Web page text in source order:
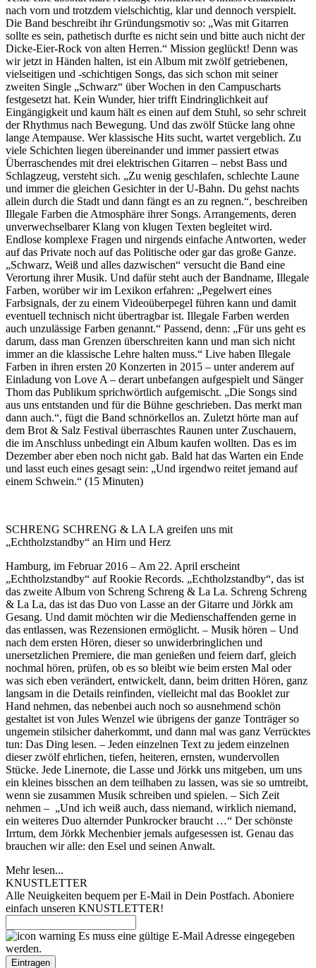
nach vorn und trotzdem vielschichtig, klar und dennoch verspielt.
Die Band beschreibt ihr Gründungsmotiv so: „Was mit Gitarren
sollte es sein, pathetisch durfte es nicht sein und bitte auch nicht der
Dicke-Eier-Rock von alten Herren.“ Mission geglückt! Denn was
wir jetzt in Händen halten, ist ein Album mit zwölf getriebenen,
vielseitigen und -schichtigen Songs, das sich schon mit seiner
zweiten Single „Schwarz“ über Wochen in den Campuscharts
festgesetzt hat. Kein Wunder, hier trifft Eindringlichkeit auf
Eingängigkeit und kaum hält es einen auf dem Stuhl, so sehr schreit
der Rhythmus nach Bewegung. Und das zwölf Stücke lang ohne
lange Atempause. Wer klassische Hits sucht, wartet vergeblich. Zu
viele Schichten liegen übereinander und immer passiert etwas
Überraschendes mit drei elektrischen Gitarren – nebst Bass und
Schlagzeug, versteht sich. „Zu wenig geschlafen, schlechte Laune
und immer die gleichen Gesichter in der U-Bahn. Du gehst nachts
allein durch die Stadt und dann fängt es an zu regnen.“, beschreiben
Illegale Farben die Atmosphäre ihrer Songs. Arrangements, deren
unverwechselbarer Klang von klugen Texten begleitet wird.
Endlose komplexe Fragen und nirgends einfache Antworten, weder
auf das Private noch auf das Politische oder gar das große Ganze.
„Schwarz, Weiß und alles dazwischen“ versucht die Band eine
Verortung ihrer Musik. Und dafür steht auch der Bandname, Illegale
Farben, worüber wir im Lexikon erfahren: „Pegelwert eines
Farbsignals, der zu einem Videoüberpegel führen kann und damit
eventuell technisch nicht übertragbar ist. Illegale Farben werden
auch unzulässige Farben genannt.“ Passend, denn: „Für uns geht es
darum, dass man Grenzen überschreiten kann und man sich nicht
immer an die klassische Lehre halten muss.“ Live haben Illegale
Farben in ihren ersten 20 Konzerten in 2015 – unter anderem auf
Einladung von Love A – derart unbefangen aufgespielt und Sänger
Thom das Publikum sprichwörtlich aufgemischt. „Die Songs sind
aus uns entstanden und für die Bühne geschrieben. Das merkt man
dann auch.“, fügt die Band schnörkellos an. Zuletzt hörte man auf
dem Brot & Salz Festival überraschtes Raunen unter Zuschauern,
die im Anschluss unbedingt ein Album kaufen wollten. Das es im
Dezember aber eben noch nicht gab. Bald hat das Warten ein Ende
und lasst euch eines gesagt sein: „Und irgendwo reitet jemand auf
einem Schwein.“ (15 Minuten)
SCHRENG SCHRENG & LA LA greifen uns mit
„Echtholzstandby“ an Hirn und Herz
Hamburg, im Februar 2016 – Am 22. April erscheint
„Echtholzstandby“ auf Rookie Records. „Echtholzstandby“, das ist
das zweite Album von Schreng Schreng & La La. Schreng Schreng
& La La, das ist das Duo von Lasse an der Gitarre und Jörkk am
Gesang. Und damit möchten wir die Medienschaffenden gerne in
das entlassen, was Rezensionen ermöglicht. – Musik hören – Und
nach dem ersten Hören, dieser so unwiderbringlichen und
unersetzlichen Premiere, die man genießen und feiern darf, gleich
nochmal hören, prüfen, ob es so bleibt wie beim ersten Mal oder
was sich eben verändert, entwickelt, dann, beim dritten Hören, ganz
langsam in die Details reinfinden, vielleicht mal das Booklet zur
Hand nehmen, das nebenbei auch noch so ausnehmend schön
gestaltet ist von Jules Wenzel wie übrigens der ganze Tonträger so
ungemein stilsicher daherkommt, und dann mal was ganz Verrücktes
tun: Das Ding lesen. – Jeden einzelnen Text zu jedem einzelnen
dieser zwölf ehrlichen, tiefen, heiteren, ernsten, wundervollen
Stücke. Jede Linernote, die Lasse und Jörkk uns mitgeben, um uns
ein kleines bisschen an dem teilhaben zu lassen, was sie so umtreibt,
wenn sie zusammen Musik schreiben und spielen. – Sich Zeit
nehmen – „Und ich weiß auch, dass niemand, wirklich niemand,
ein weiteres Duo alternder Punkrocker braucht …“ Der schönste
Irrtum, dem Jörkk Mechenbier jemals aufgesessen ist. Genau das
brauchen wir alle: den Esel und seinen Anwalt.
Mehr lesen...
KNUSTLETTER
Alle Neuigkeiten bequem per E-Mail in Dein Postfach. Aboniere
einfach unseren KNUSTLETTER!
Es muss eine gültige E-Mail Adresse eingegeben
werden.